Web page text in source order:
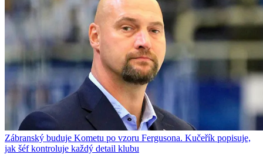
Zábranský buduje Kometu po vzoru Fergusona. Kučeřík popisuje,
jak šéf kontroluje každý detail klubu